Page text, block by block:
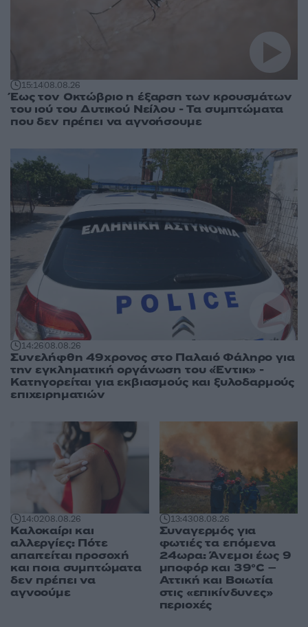
15:1408.08.26
Έως τον Οκτώβριο η έξαρση των κρουσμάτων
του ιού του Δυτικού Νείλου - Τα συμπτώματα
που δεν πρέπει να αγνοήσουμε
14:2608.08.26
Συνελήφθη 49χρονος στο Παλαιό Φάληρο για
την εγκληματική οργάνωση του «Έντικ» -
Κατηγορείται για εκβιασμούς και ξυλοδαρμούς
επιχειρηματιών
14:0208.08.26
Καλοκαίρι και
αλλεργίες: Πότε
απαιτείται προσοχή
και ποια συμπτώματα
δεν πρέπει να
αγνοούμε
13:4308.08.26
Συναγερμός για
φωτιές τα επόμενα
24ωρα: Άνεμοι έως 9
μποφόρ και 39°C –
Αττική και Βοιωτία
στις «επικίνδυνες»
περιοχές